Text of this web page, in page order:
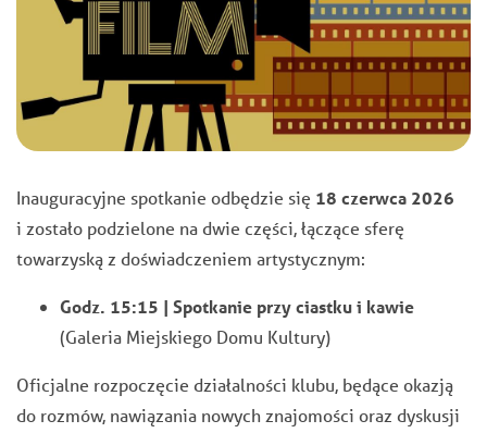
Inauguracyjne spotkanie odbędzie się 18 czerwca 2026
i zostało podzielone na dwie części, łączące sferę
towarzyską z doświadczeniem artystycznym:
Godz. 15:15 | Spotkanie przy ciastku i kawie
(Galeria Miejskiego Domu Kultury)
Oficjalne rozpoczęcie działalności klubu, będące okazją
do rozmów, nawiązania nowych znajomości oraz dyskusji